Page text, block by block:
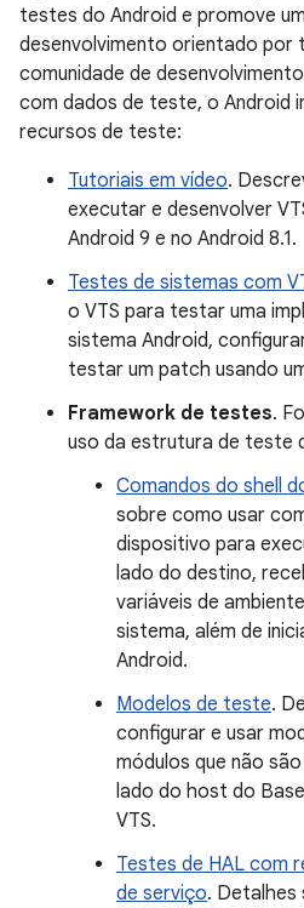
testes do Android e promove
desenvolvimento orientado por
comunidade de
com dados de teste, o Android
recursos de teste:
Tutoriais em vídeo.
executar e desenvolver
Android 9 e no Android 8.1.
Testes de sistemas com
o VTS para testar uma
sistema Android,
testar um patch usando
Framework de testes.
uso da estrutura de teste
Comandos do shell
sobre como usar
dispositivo para
lado do destino,
variáveis de
sistema, além de
Android.
Modelos de teste.
configurar e usar
módulos que não
lado do host do
VTS.
Testes de HAL com
de serviço. Detalhes